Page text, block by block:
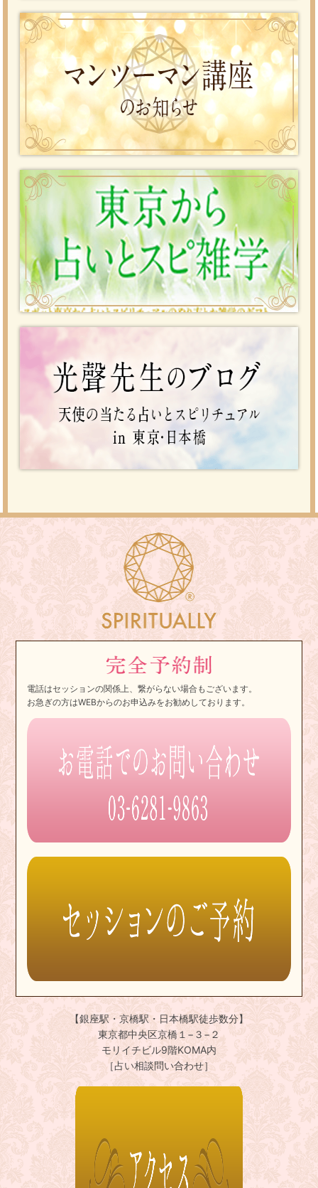
電話はセッションの関係上、繋がらない場合もございます。
お急ぎの方はWEBからのお申込みをお勧めしております。
【銀座駅・京橋駅・日本橋駅徒歩数分】
東京都中央区京橋１−３−２
モリイチビル9階KOMA内
［占い相談問い合わせ］